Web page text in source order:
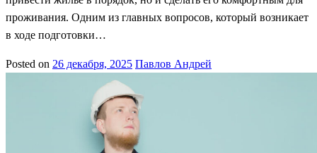
проживания. Одним из главных вопросов, который возникает
в ходе подготовки…
Posted on 26 декабря, 2025 Павлов Андрей